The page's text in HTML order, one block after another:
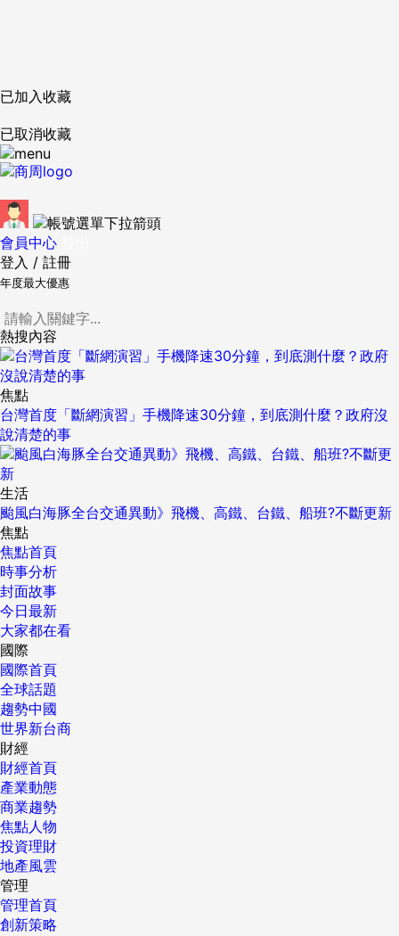
已加入收藏
已取消收藏
會員中心
登入 / 註冊
年度最大優惠
熱搜內容
焦點
台灣首度「斷網演習」手機降速30分鐘，到底測什麼？政府沒
說清楚的事
生活
颱風白海豚全台交通異動》飛機、高鐵、台鐵、船班?不斷更新
焦點
焦點首頁
時事分析
封面故事
今日最新
大家都在看
國際
國際首頁
全球話題
趨勢中國
世界新台商
財經
財經首頁
產業動態
商業趨勢
焦點人物
投資理財
地產風雲
管理
管理首頁
創新策略